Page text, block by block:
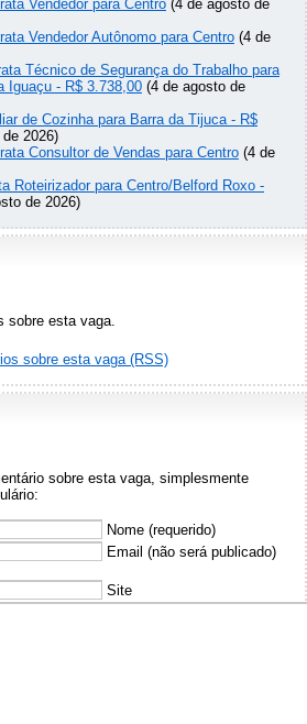
Vendedor para Centro (4 de agosto de
Vendedor Autônomo para Centro (4 de
Técnico de Segurança do Trabalho para
Iguaçu - R$ 3.738,00 (4 de agosto de
de Cozinha para Barra da Tijuca - R$
2026)
Consultor de Vendas para Centro (4 de
Roteirizador para Centro/Belford Roxo -
de 2026)
sobre esta vaga.
sobre esta vaga (RSS)
sobre esta vaga, simplesmente
Nome (requerido)
Email (não será publicado)
Site